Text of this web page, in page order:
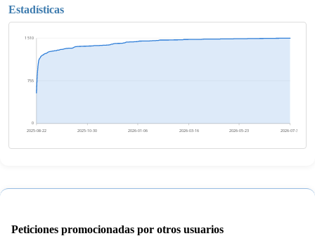
Estadísticas
0
755
1 510
2025-08-22 2025-10-30 2026-01-06 2026-03-16 2026-05-23 2026-07-31
Peticiones promocionadas por otros usuarios